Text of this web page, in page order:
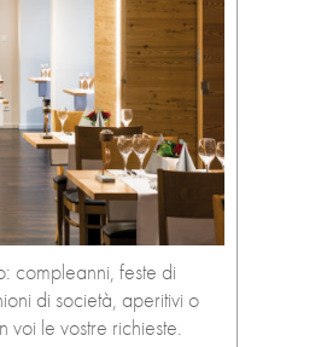
compleanni, feste di
di società, aperitivi o
voi le vostre richieste.